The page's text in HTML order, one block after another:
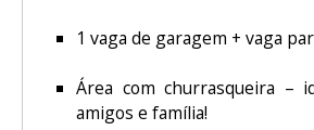
1 vaga de garagem + vaga
Área com churrasqueira –
amigos e família!